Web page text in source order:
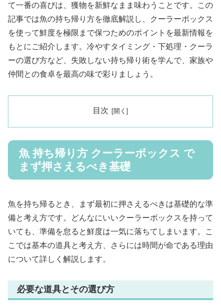
て一番の喜びは、獲物を新鮮なまま味わうことです。この
記事では魚の持ち帰り方を徹底解説し、クーラーボックス
を使って鮮度を極限まで保つためのポイントを最新情報を
もとにご紹介します。冷やすタイミング・下処理・クーラ
ーの選び方など、失敗しない持ち帰り術を学んで、家族や
仲間との食卓を最高の味で彩りましょう。
目次
魚 持ち帰り方 クーラーボックス で
まず押さえるべき基礎
魚を持ち帰るとき、まず最初に押さえるべきは基礎的な準
備と考え方です。どんなにいいクーラーボックスを持って
いても、準備を怠ると鮮度は一気に落ちてしまいます。こ
こでは基本の道具と考え方、さらには時間が命である理由
について詳しく解説します。
必要な道具とその選び方